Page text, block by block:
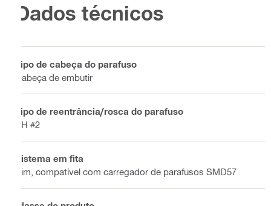
Dados técnicos
Tipo de cabeça do parafuso
Cabeça de embutir
Tipo de reentrância/rosca do parafuso
PH #2
Sistema em fita
Sim, compatível com carregador de parafusos SMD57